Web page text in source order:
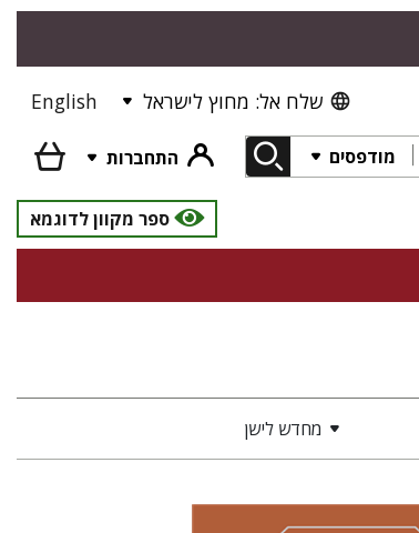
שלח אל: מחוץ לישראל English
מודפסים
התחברות
ספר מקוון לדוגמא
מחדש לישן